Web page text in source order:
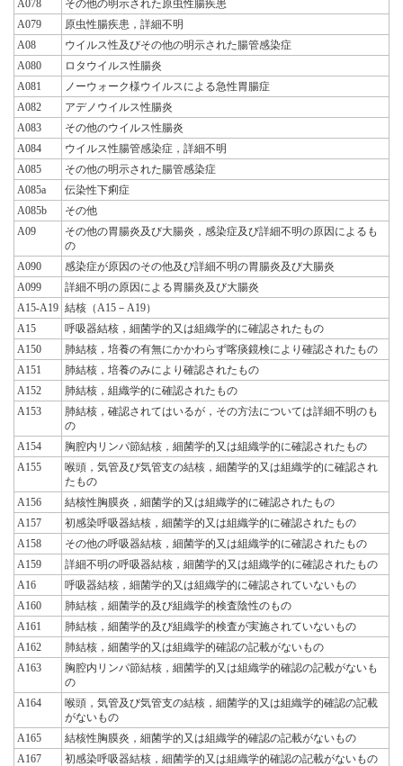
A078
その他の明示された原虫性腸疾患
A079
原虫性腸疾患，詳細不明
A08
ウイルス性及びその他の明示された腸管感染症
A080
ロタウイルス性腸炎
A081
ノーウォーク様ウイルスによる急性胃腸症
A082
アデノウイルス性腸炎
A083
その他のウイルス性腸炎
A084
ウイルス性腸管感染症，詳細不明
A085
その他の明示された腸管感染症
A085a
伝染性下痢症
A085b
その他
A09
その他の胃腸炎及び大腸炎，感染症及び詳細不明の原因によるも
の
A090
感染症が原因のその他及び詳細不明の胃腸炎及び大腸炎
A099
詳細不明の原因による胃腸炎及び大腸炎
A15-A19 結核（A15－A19）
A15
呼吸器結核，細菌学的又は組織学的に確認されたもの
A150
肺結核，培養の有無にかかわらず喀痰鏡検により確認されたもの
A151
肺結核，培養のみにより確認されたもの
A152
肺結核，組織学的に確認されたもの
A153
肺結核，確認されてはいるが，その方法については詳細不明のも
の
A154
胸腔内リンパ節結核，細菌学的又は組織学的に確認されたもの
A155
喉頭，気管及び気管支の結核，細菌学的又は組織学的に確認され
たもの
A156
結核性胸膜炎，細菌学的又は組織学的に確認されたもの
A157
初感染呼吸器結核，細菌学的又は組織学的に確認されたもの
A158
その他の呼吸器結核，細菌学的又は組織学的に確認されたもの
A159
詳細不明の呼吸器結核，細菌学的又は組織学的に確認されたもの
A16
呼吸器結核，細菌学的又は組織学的に確認されていないもの
A160
肺結核，細菌学的及び組織学的検査陰性のもの
A161
肺結核，細菌学的及び組織学的検査が実施されていないもの
A162
肺結核，細菌学的又は組織学的確認の記載がないもの
A163
胸腔内リンパ節結核，細菌学的又は組織学的確認の記載がないも
の
A164
喉頭，気管及び気管支の結核，細菌学的又は組織学的確認の記載
がないもの
A165
結核性胸膜炎，細菌学的又は組織学的確認の記載がないもの
A167
初感染呼吸器結核，細菌学的又は組織学的確認の記載がないもの